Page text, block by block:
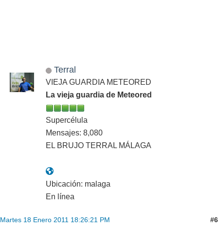
Terral
VIEJA GUARDIA METEORED
La vieja guardia de Meteored
Supercélula
Mensajes: 8,080
EL BRUJO TERRAL MÁLAGA
Ubicación: malaga
En línea
Martes 18 Enero 2011 18:26:21 PM #6